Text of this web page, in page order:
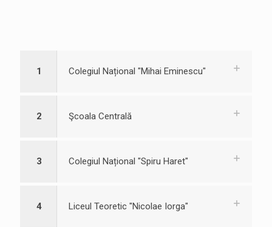
1 Colegiul Național "Mihai Eminescu"
2 Şcoala Centrală
3 Colegiul Național "Spiru Haret"
4 Liceul Teoretic "Nicolae Iorga"